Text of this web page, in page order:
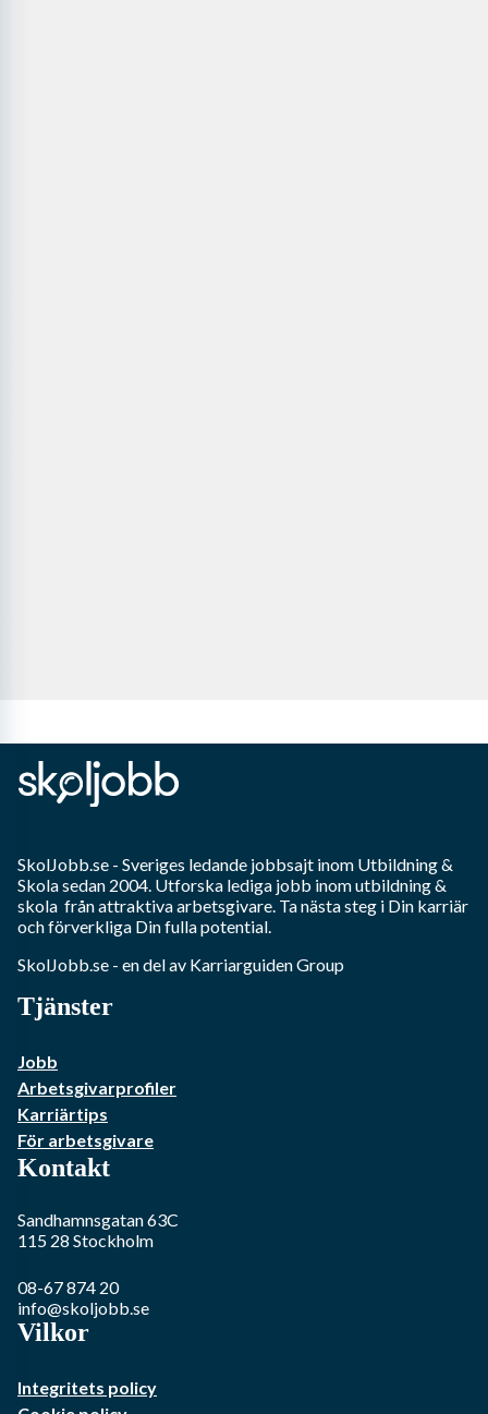
SkolJobb.se - Sveriges ledande jobbsajt inom Utbildning &
Skolasedan 2004. Utforska lediga jobb inomutbildning &
skola från attraktiva arbetsgivare. Ta nästa steg i Din karriär
och förverkliga Din fulla potential.
SkolJobb.se - en del av Karriarguiden Group
Tjänster
Jobb
Arbetsgivarprofiler
Karriärtips
För arbetsgivare
Kontakt
Sandhamnsgatan 63C
115 28 Stockholm
08-67 874 20
info@skoljobb.se
Vilkor
Integritets policy